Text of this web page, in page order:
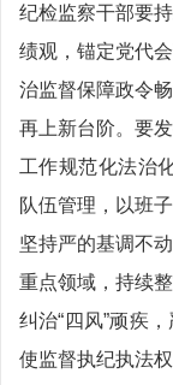
纪检监察干部要
绩观，锚定党代
治监督保障政令
再上新台阶。要
工作规范化法治
队伍管理，以班
坚持严的基调不
重点领域，持续
纠治“四风”顽疾
使监督执纪执法